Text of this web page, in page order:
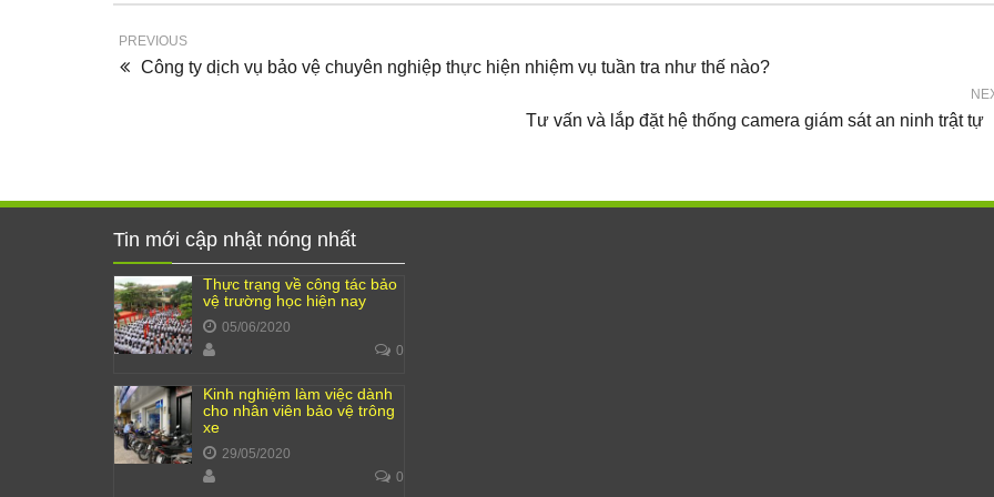
PREVIOUS
Công ty dịch vụ bảo vệ chuyên nghiệp thực hiện nhiệm vụ tuần tra như thế nào?
Tư vấn và lắp đặt hệ thống camera giám sát an ninh trật tự
Tin mới cập nhật nóng nhất
Thực trạng về công tác bảo
vệ trường học hiện nay
05/06/2020
0
Kinh nghiệm làm việc dành
cho nhân viên bảo vệ trông
xe
29/05/2020
0